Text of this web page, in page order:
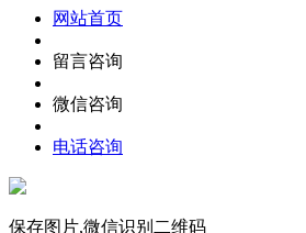
网站首页
留言咨询
微信咨询
电话咨询
保存图片,微信识别二维码